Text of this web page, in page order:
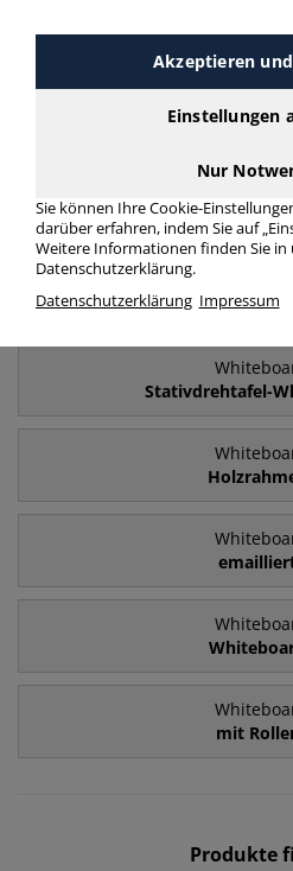
einseitig
Alurahmen
Stativdrehtafel-
mit
Produkte
Akzeptieren
Einstellungen
Nur
Sie können Ihre Cookie-
darüber erfahren, indem Sie auf
Weitere Informationen finden Sie in
Datenschutzerklärung.
Datenschutzerklärung Impressum